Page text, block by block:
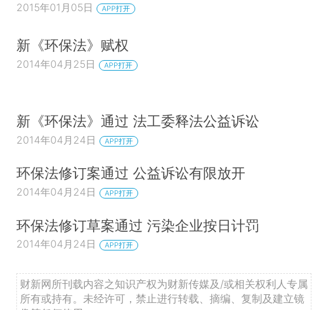
2015年01月05日 APP打开
新《环保法》赋权
2014年04月25日 APP打开
新《环保法》通过 法工委释法公益诉讼
2014年04月24日 APP打开
环保法修订案通过 公益诉讼有限放开
2014年04月24日 APP打开
环保法修订草案通过 污染企业按日计罚
2014年04月24日 APP打开
财新网所刊载内容之知识产权为财新传媒及/或相关权利人专属
所有或持有。未经许可，禁止进行转载、摘编、复制及建立镜